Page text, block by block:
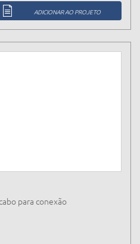
ADICIONAR AO PROJETO
para conexão